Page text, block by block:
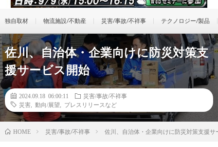
独自取材 物流施設/不動産 災害/事故/不祥事 テクノロジー/製品
佐川、自治体・企業向けに防災対策支
援サービス開始
2024.09.18 06:00:11
災害/事故/不祥事
災害
動向/展望 プレスリリースなど
HOME 災害/事故/不祥事 佐川、自治体・企業向けに防災対策支援サ